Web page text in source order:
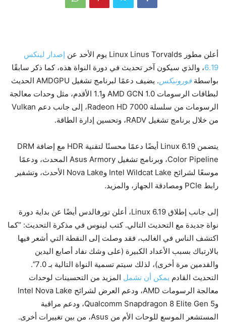
أعلن مطور Linux Linus Torvalds يوم الأحد عن
إصدار لينكس
6.19، والذي سيكون آخر تحديث في دورة النواة هذه، كما ذكر سابقًا
بواسطةفورونيكس
. يضيف دعمًا لبرنامج تشغيل AMDGPU الحديث
لبطاقات الرسومات AMD GCN 1.0 و1.1 الأقدم، مثل وحدات معالجة
الرسومات من سلسلة Radeon HD 7000، إلى جانب دعم Vulkan
من خلال برنامج تشغيل RADV، وتحسين إدارة الطاقة.
يتضمن Linux 6.19 أيضًا دعمًا محسنًا لتقنية HDR مع إضافة DRM
Color Pipeline، وبرنامج تشغيل Asus Armory المحدث، ودعمًا
موسعًا لشرائح Intel Wildcat Lake وNova Lake الأحدث، وتشفير
رابط PCIe ومصادقة الجهاز، والمزيد.
إلى جانب إطلاق Linux 6.19، أعلن تورفالدس أيضًا عن بداية دورة
نواة جديدة مع التحديث التالي. كتب لينوس في مذكرة التحديث: “كما
اكتشف الناس في الغالب، فقد وصلت إلى النقطة التي أشعر فيها
بالارتباك بسبب الأعداد الكبيرة (على وشك نفاد أصابع اليدين
والقدمين مرة أخرى)، لذلك سيتم تسمية النواة التالية بـ 7.0”.
التحديث القادم يمكن أن تشمل المزيد من التحسينات لوحدات
معالجة الرسومات AMD، ودعم العرض لشرائح Intel Nova Lake
وQualcomm Snapdragon 8 Elite Gen 5، ودعم مراقبة
المستشعر الموسع للوحات الأم من Asus، من بين تغييرات أخرى.